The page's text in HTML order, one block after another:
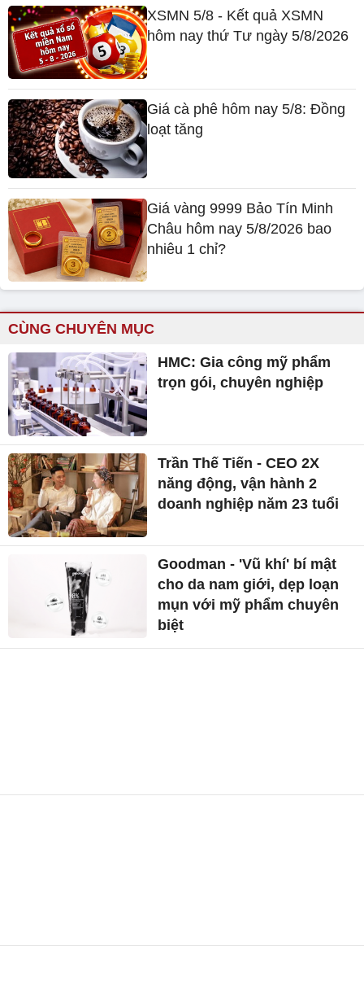
XSMN 5/8 - Kết quả XSMN
hôm nay thứ Tư ngày 5/8/2026
Giá cà phê hôm nay 5/8: Đồng
loạt tăng
Giá vàng 9999 Bảo Tín Minh
Châu hôm nay 5/8/2026 bao
nhiêu 1 chỉ?
CÙNG CHUYÊN MỤC
HMC: Gia công mỹ phẩm
trọn gói, chuyên nghiệp
Trần Thế Tiến - CEO 2X
năng động, vận hành 2
doanh nghiệp năm 23 tuổi
Goodman - 'Vũ khí' bí mật
cho da nam giới, dẹp loạn
mụn với mỹ phẩm chuyên
biệt